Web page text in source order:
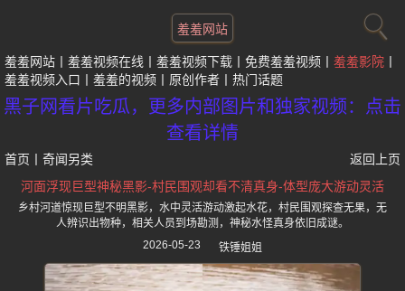
羞羞网站
羞羞网站 羞羞视频在线 羞羞视频下载 免费羞羞视频
羞羞影院
羞羞视频入口
羞羞的视频 原创作者 热门话题
黑子网看片吃瓜，更多内部图片和独家视频：点击
查看详情
首页 奇闻另类
返回上页
河面浮现巨型神秘黑影-村民围观却看不清真身-体型庞大游动灵活
乡村河道惊现巨型不明黑影，水中灵活游动激起水花，村民围观探查无果，无
人辨识出物种，相关人员到场勘测，神秘水怪真身依旧成谜。
2026-05-23
铁锤姐姐